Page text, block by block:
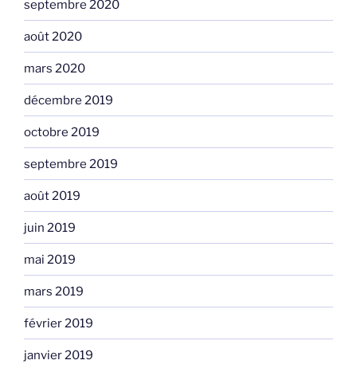
septembre 2020
août 2020
mars 2020
décembre 2019
octobre 2019
septembre 2019
août 2019
juin 2019
mai 2019
mars 2019
février 2019
janvier 2019